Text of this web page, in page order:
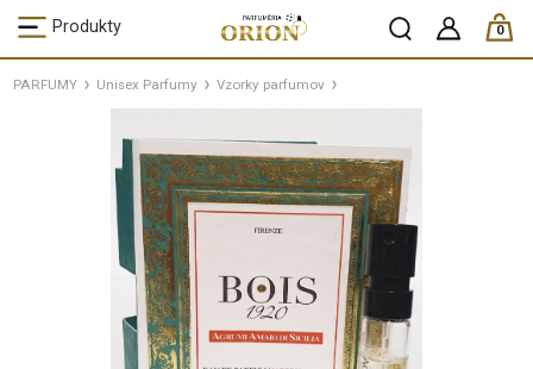
Produkty 0
ks /
PARFUMY Unisex Parfumy Vzorky parfumov